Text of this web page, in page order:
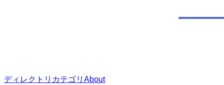
ディレクトリ カテゴリ About